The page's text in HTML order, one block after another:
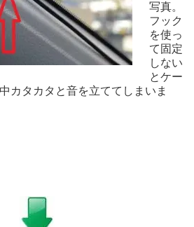
写真。
フック
を使っ
て固定
しない
とケー
カタカタと音を立ててしまいま